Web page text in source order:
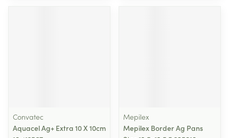
Convatec
Aquacel Ag+ Extra 10 X 10cm
Mepilex
Mepilex Border Ag Pans